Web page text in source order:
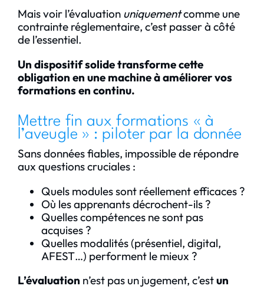
Mais voir l’évaluation uniquementcomme une
contrainte réglementaire, c’est passer à côté
de l’essentiel.
Un dispositif solide transforme cette
obligation en une machine à améliorer vos
formations en continu.
Mettre fin aux formations « à
l’aveugle » : piloter par la donnée
Sans données fiables, impossible de répondre
aux questions cruciales :
Quels modules sont réellement efficaces ?
Où les apprenants décrochent-ils ?
Quelles compétences ne sont pas
acquises ?
Quelles modalités (présentiel, digital,
AFEST…) performent le mieux ?
L’évaluation n’est pas un jugement, c’estun